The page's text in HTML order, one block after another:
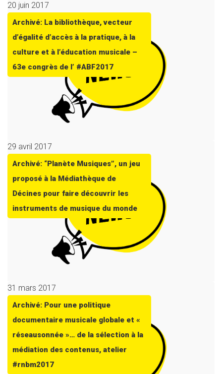
20 juin 2017
Archivé: La bibliothèque, vecteur
d’égalité d’accès à la pratique, à la
culture et à l’éducation musicale –
63e congrès de l’ #ABF2017
29 avril 2017
Archivé: “Planète Musiques”, un jeu
proposé à la Médiathèque de
Décines pour faire découvrir les
instruments de musique du monde
31 mars 2017
Archivé: Pour une politique
documentaire musicale globale et «
réseausonnée »… de la sélection à la
médiation des contenus, atelier
#rnbm2017